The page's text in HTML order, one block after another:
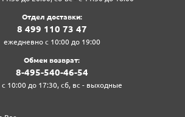
Отдел доставки:
8‍ 4‍9‍9‍ 1‍1‍0‍ 7‍3‍ 4‍7‍
ежедневно с 10:00 до 19:00
Обмен возврат:
8‍-4‍9‍5‍-5‍4‍0‍-4‍6‍-5‍4‍
с 10:00 до 17:30, сб, вс - выходные